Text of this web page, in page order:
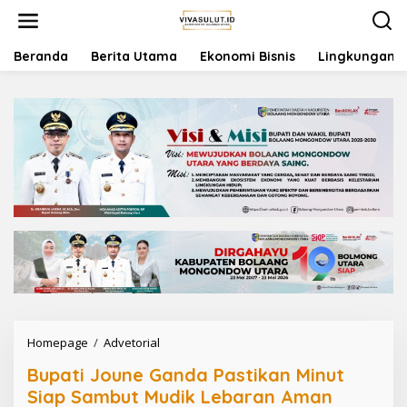
Beranda Berita Utama Ekonomi Bisnis Lingkungan
Homepage / Advetorial
p
a
Bupati Joune Ganda Pastikan Minut
Siap Sambut Mudik Lebaran Aman